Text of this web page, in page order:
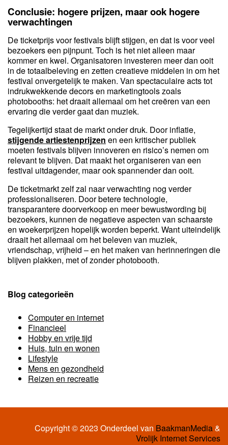
Conclusie: hogere prijzen, maar ook hogere
verwachtingen
De ticketprijs voor festivals blijft stijgen, en dat is voor veel
bezoekers een pijnpunt. Toch is het niet alleen maar
kommer en kwel. Organisatoren investeren meer dan ooit
in de totaalbeleving en zetten creatieve middelen in om het
festival onvergetelijk te maken. Van spectaculaire acts tot
indrukwekkende decors en marketingtools zoals
photobooths: het draait allemaal om het creëren van een
ervaring die verder gaat dan muziek.
Tegelijkertijd staat de markt onder druk. Door inflatie,
stijgende artiestenprijzen en een kritischer publiek
moeten festivals blijven innoveren en risico’s nemen om
relevant te blijven. Dat maakt het organiseren van een
festival uitdagender, maar ook spannender dan ooit.
De ticketmarkt zelf zal naar verwachting nog verder
professionaliseren. Door betere technologie,
transparantere doorverkoop en meer bewustwording bij
bezoekers, kunnen de negatieve aspecten van schaarste
en woekerprijzen hopelijk worden beperkt. Want uiteindelijk
draait het allemaal om het beleven van muziek,
vriendschap, vrijheid – en het maken van herinneringen die
blijven plakken, met of zonder photobooth.
Blog categorieën
Computer en internet
Financieel
Hobby en vrije tijd
Huis, tuin en wonen
Lifestyle
Mens en gezondheid
Reizen en recreatie
Copyright © 2023 Onderdeel van BaakmanMedia&
Vrolijk Internet Services